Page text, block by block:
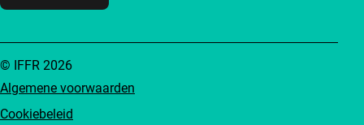
Algemene voorwaarden
Cookiebeleid
© IFFR 2026